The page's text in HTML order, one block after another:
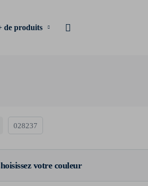
de produits
028237
votre couleur